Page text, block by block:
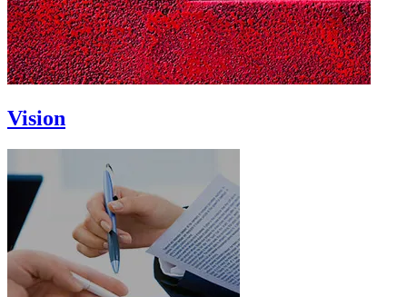
Vision